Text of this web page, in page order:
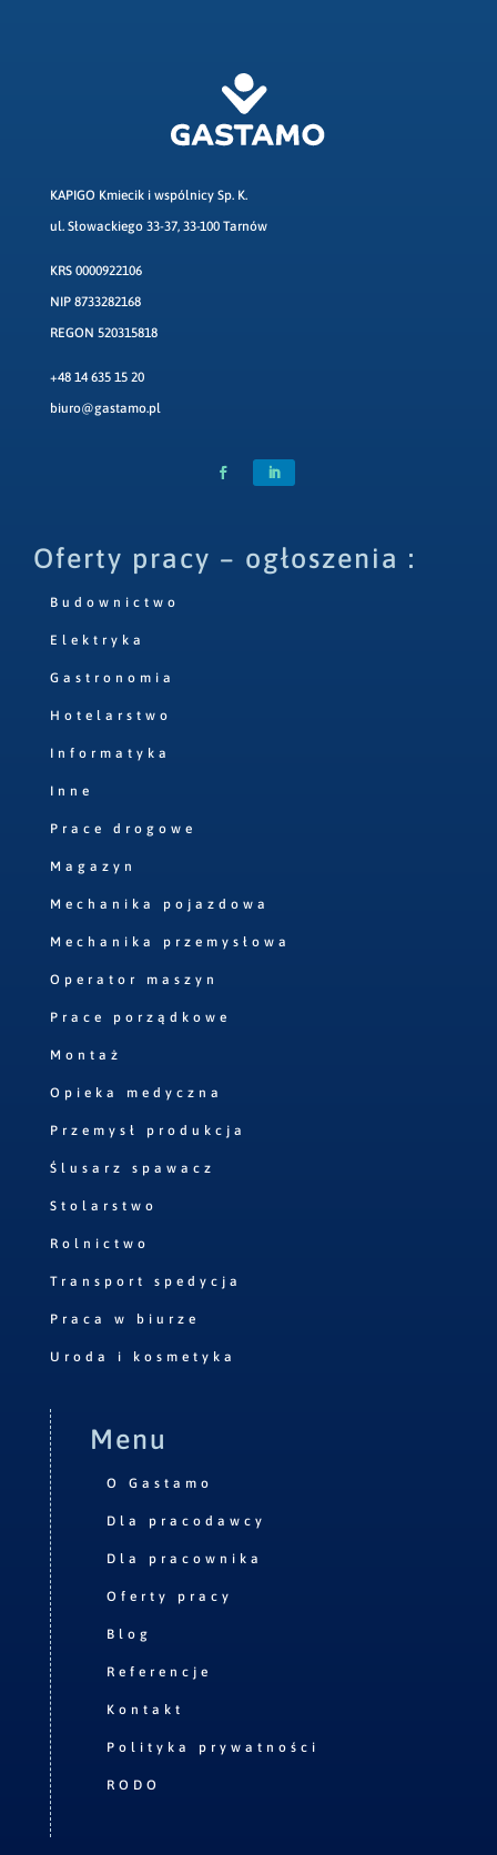
KAPIGO Kmiecik i wspólnicy Sp. K.
ul. Słowackiego 33-37, 33-100 Tarnów
KRS 0000922106
NIP 8733282168
REGON 520315818
+48 14 635 15 20
biuro@gastamo.pl
Oferty pracy – ogłoszenia :
Budownictwo
Elektryka
Gastronomia
Hotelarstwo
Informatyka
Inne
Prace drogowe
Magazyn
Mechanika pojazdowa
Mechanika przemysłowa
Operator maszyn
Prace porządkowe
Montaż
Opieka medyczna
Przemysł produkcja
Ślusarz spawacz
Stolarstwo
Rolnictwo
Transport spedycja
Praca w biurze
Uroda i kosmetyka
Menu
O Gastamo
Dla pracodawcy
Dla pracownika
Oferty pracy
Blog
Referencje
Kontakt
Polityka prywatności
RODO